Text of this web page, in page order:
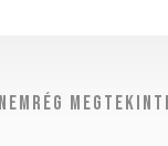
NEMRÉG